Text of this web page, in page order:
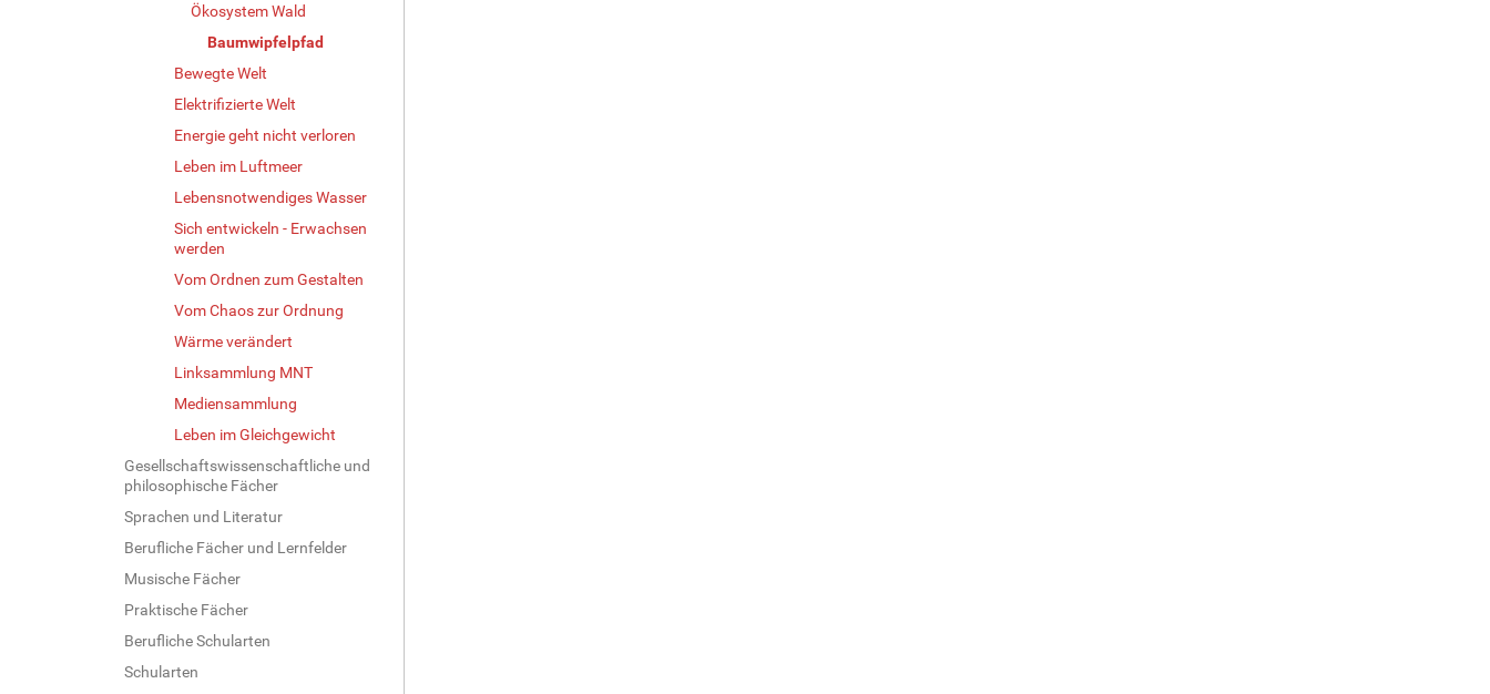
Ökosystem Wald
Baumwipfelpfad
Bewegte Welt
Elektrifizierte Welt
Energie geht nicht verloren
Leben im Luftmeer
Lebensnotwendiges Wasser
Sich entwickeln - Erwachsen
werden
Vom Ordnen zum Gestalten
Vom Chaos zur Ordnung
Wärme verändert
Linksammlung MNT
Mediensammlung
Leben im Gleichgewicht
Gesellschaftswissenschaftliche und
philosophische Fächer
Sprachen und Literatur
Berufliche Fächer und Lernfelder
Musische Fächer
Praktische Fächer
Berufliche Schularten
Schularten